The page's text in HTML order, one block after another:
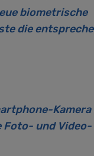
biometrische
die
Kamera
Foto- und Video-